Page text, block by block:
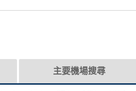
主要機場搜尋